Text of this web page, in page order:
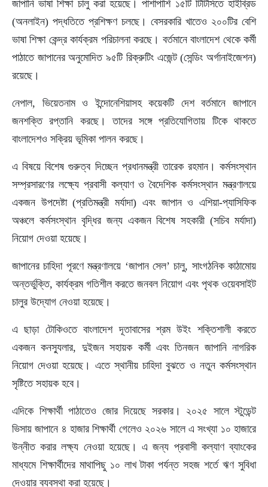
জাপানি ভাষা শিক্ষা চালু করা হয়েছে। পাশাপাশি ১৫টি টিটিসিতে হাইব্রিড
(অনলাইন) পদ্ধতিতে প্রশিক্ষণ চলছে। বেসরকারি খাতেও ২০০টির বেশি
ভাষা শিক্ষা কেন্দ্র কার্যক্রম পরিচালনা করছে। বর্তমানে বাংলাদেশ থেকে কর্মী
পাঠাতে জাপানের অনুমোদিত ৯৫টি রিক্রুটিং এজেন্ট (সেন্ডিং অর্গানাইজেশন)
রয়েছে।
নেপাল, ভিয়েতনাম ও ইন্দোনেশিয়াসহ কয়েকটি দেশ বর্তমানে জাপানে
জনশক্তি রপ্তানি করছে। তাদের সঙ্গে প্রতিযোগিতায় টিকে থাকতে
বাংলাদেশও সক্রিয় ভূমিকা পালন করছে।
এ বিষয়ে বিশেষ গুরুত্ব দিচ্ছেন প্রধানমন্ত্রী তারেক রহমান। কর্মসংস্থান
সম্প্রসারণের লক্ষ্যে প্রবাসী কল্যাণ ও বৈদেশিক কর্মসংস্থান মন্ত্রণালয়ে
একজন উপদেষ্টা (প্রতিমন্ত্রী মর্যাদা) এবং জাপান ও এশিয়া-প্যাসিফিক
অঞ্চলে কর্মসংস্থান বৃদ্ধির জন্য একজন বিশেষ সহকারী (সচিব মর্যাদা)
নিয়োগ দেওয়া হয়েছে।
জাপানের চাহিদা পূরণে মন্ত্রণালয়ে ‘জাপান সেল’ চালু, সাংগঠনিক কাঠামোয়
অন্তর্ভুক্তি, কার্যক্রম গতিশীল করতে জনবল নিয়োগ এবং পৃথক ওয়েবসাইট
চালুর উদ্যোগ নেওয়া হয়েছে।
এ ছাড়া টোকিওতে বাংলাদেশ দূতাবাসের শ্রম উইং শক্তিশালী করতে
একজন কনস্যুলার, দুইজন সহায়ক কর্মী এবং তিনজন জাপানি নাগরিক
নিয়োগ দেওয়া হয়েছে। এতে স্থানীয় চাহিদা বুঝতে ও নতুন কর্মসংস্থান
সৃষ্টিতে সহায়ক হবে।
এদিকে শিক্ষার্থী পাঠাতেও জোর দিয়েছে সরকার। ২০২৫ সালে স্টুডেন্ট
ভিসায় জাপানে ৪ হাজার শিক্ষার্থী গেলেও ২০২৬ সালে এ সংখ্যা ১০ হাজারে
উন্নীত করার লক্ষ্য নেওয়া হয়েছে। এ জন্য প্রবাসী কল্যাণ ব্যাংকের
মাধ্যমে শিক্ষার্থীদের মাথাপিছু ১০ লাখ টাকা পর্যন্ত সহজ শর্তে ঋণ সুবিধা
দেওয়ার ব্যবস্থা করা হয়েছে।